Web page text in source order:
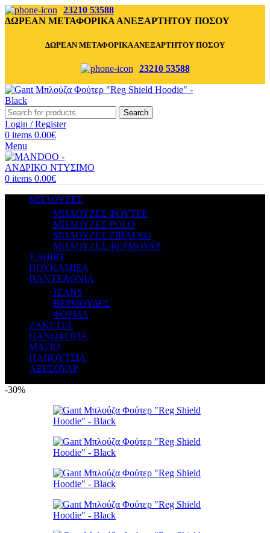
23210 53588
ΔΩΡΕΑΝ ΜΕΤΑΦΟΡΙΚΑ ΑΝΕΞΑΡΤΗΤΟΥ ΠΟΣΟΥ
ΔΩΡΕΑΝ ΜΕΤΑΦΟΡΙΚΑ ΑΝΕΞΑΡΤΗΤΟΥ ΠΟΣΟΥ
23210 53588
Search
Login / Register
0 items 0.00€
Menu
0 items 0.00€
ΜΠΛΟΥΖΕΣ
ΜΠΛΟΥΖΕΣ ΦΟΥΤΕΡ
ΜΠΛΟΥΖΕΣ POLO
ΜΠΛΟΥΖΕΣ ΖΙΒΑΓΚΟ
ΜΠΛΟΥΖΕΣ ΦΕΡΜΟΥΑΡ
T-SHIRT
ΠΟΥΚΑΜΙΣΑ
ΠΑΝΤΕΛΟΝΙΑ
JEANS
ΒΕΡΜΟΥΔΕΣ
ΦΟΡΜΑ
ΖΑΚΕΤΕΣ
ΠΑΝΩΦΟΡΙΑ
ΜΑΓΙΟ
ΠΑΠΟΥΤΣΙΑ
ΑΞΕΣΟΥΑΡ
-30%